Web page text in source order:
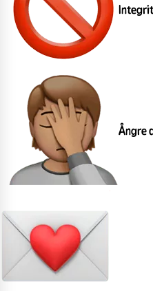
Ångre